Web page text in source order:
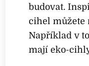
budovat.
cihel můžete
Například v
mají eko-